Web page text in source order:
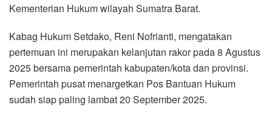
Kementerian Hukum wilayah Sumatra Barat.
Kabag Hukum Setdako, Reni Nofrianti, mengatakan
pertemuan ini merupakan kelanjutan rakor pada 8 Agustus
2025 bersama pemerintah kabupaten/kota dan provinsi.
Pemerintah pusat menargetkan Pos Bantuan Hukum
sudah siap paling lambat 20 September 2025.